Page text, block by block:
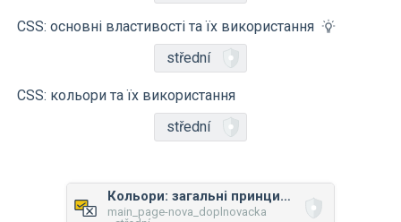
CSS: основні властивості та їх використання
střední
CSS: кольори та їх використання
střední
Кольори: загальні принципи
main_page-nova_doplnovacka